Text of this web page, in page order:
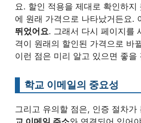
요. 할인 적용을 제대로 확인하지
에 원래 가격으로 나타났거든요.
뛰었어요. 그래서 다시 페이지를
격이 원래의 할인된 가격으로 바
이런 점은 미리 알고 있으면 좋을
학교 이메일의 중요성
그리고 유의할 점은, 인증 절차가